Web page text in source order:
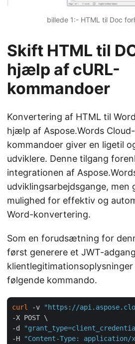
billede 1:- HTML til Doc
Skift HTML til
hjælp af cURL-
kommandoer
Konvertering af HTML til
hjælp af Aspose.Words
kommandoer giver en ligetil
udviklere. Denne tilgang
integrationen af
udviklingsarbejdsgange, men
mulighed for effektiv og
Word-konvertering.
Som en forudsætning for
først generere et JWT-
følgende kommando.
curl -v "https://
-X POST \
-d
-H
"Content-Type: application/x-